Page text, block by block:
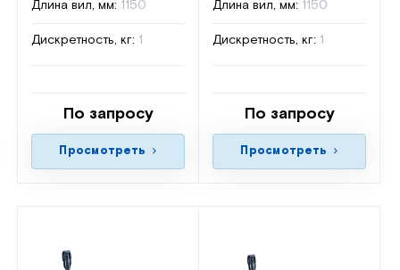
Длина вил, мм: 1150
Дискретность, кг: 1
По запросу
Просмотреть
Длина вил, мм: 1150
Дискретность, кг: 1
По запросу
Просмотреть